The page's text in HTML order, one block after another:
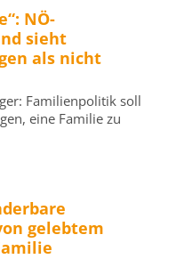
NÖ-
sieht
als nicht
Familienpolitik soll
eine Familie zu
gelebtem